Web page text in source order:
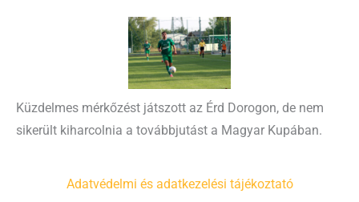
Küzdelmes mérkőzést játszott az Érd Dorogon, de nem
sikerült kiharcolnia a továbbjutást a Magyar Kupában.
Adatvédelmi és adatkezelési tájékoztató